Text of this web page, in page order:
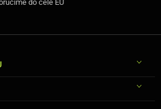
do celé EU